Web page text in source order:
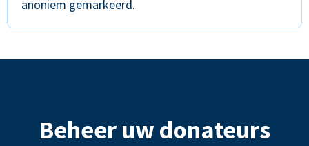
anoniem gemarkeerd.
Beheer uw donateurs